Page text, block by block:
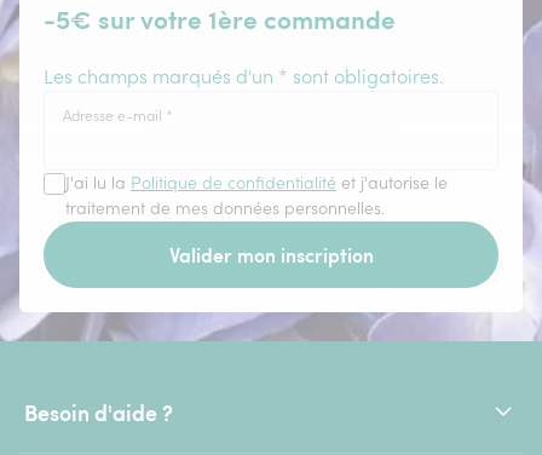
-5€ sur votre 1ère commande
Les champs marqués d'un * sont obligatoires.
Adresse e-mail *
J'ai lu la Politique de confidentialité et j'autorise le
traitement de mes données personnelles.
Valider mon inscription
Besoin d'aide ?